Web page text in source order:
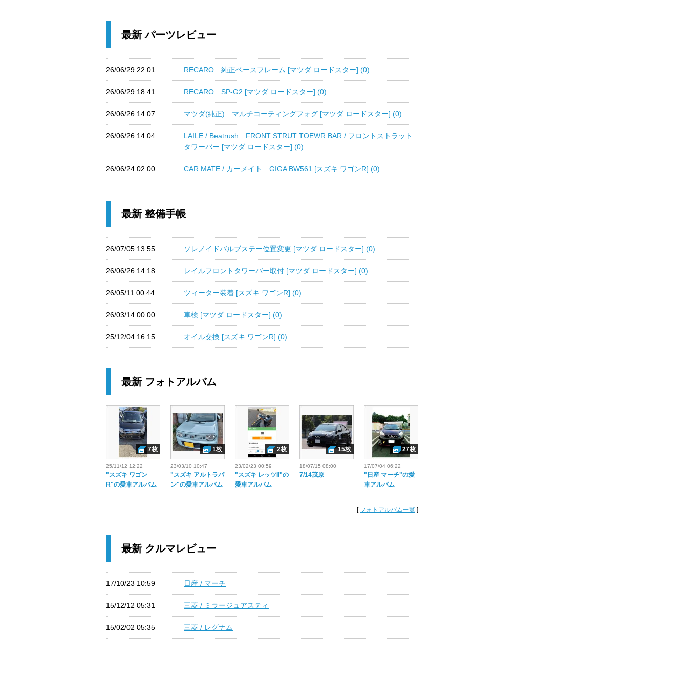
最新 パーツレビュー
26/06/29 22:01 RECARO 純正ベースフレーム [マツダ ロードスター] (0)
26/06/29 18:41 RECARO SP-G2 [マツダ ロードスター] (0)
26/06/26 14:07 マツダ(純正) マルチコーティングフォグ [マツダ ロードスター] (0)
26/06/26 14:04
LAILE / Beatrush FRONT STRUT TOEWR BAR / フロントストラット
タワーバー [マツダ ロードスター] (0)
26/06/24 02:00 CAR MATE / カーメイト GIGA BW561 [スズキ ワゴンR] (0)
最新 整備手帳
26/07/05 13:55 ソレノイドバルブステー位置変更 [マツダ ロードスター] (0)
26/06/26 14:18 レイルフロントタワーバー取付 [マツダ ロードスター] (0)
26/05/11 00:44 ツィーター装着 [スズキ ワゴンR] (0)
26/03/14 00:00 車検 [マツダ ロードスター] (0)
25/12/04 16:15 オイル交換 [スズキ ワゴンR] (0)
最新 フォトアルバム
25/11/12 12:22
"スズキ ワゴン
R"の愛車アルバム
7枚
23/03/10 10:47
"スズキ アルトラパ
ン"の愛車アルバム
1枚
23/02/23 00:59
"スズキ レッツII"の
愛車アルバム
2枚
18/07/15 08:00
7/14茂原
15枚
17/07/04 06:22
"日産 マーチ"の愛
車アルバム
27枚
[ フォトアルバム一覧 ]
最新 クルマレビュー
17/10/23 10:59 日産 / マーチ
15/12/12 05:31 三菱 / ミラージュアスティ
15/02/02 05:35 三菱 / レグナム